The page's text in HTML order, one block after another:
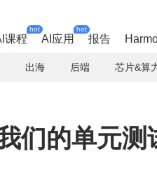
课程
hot
AI应用
hot
报告
出海 后端 芯片&算
们的单元测